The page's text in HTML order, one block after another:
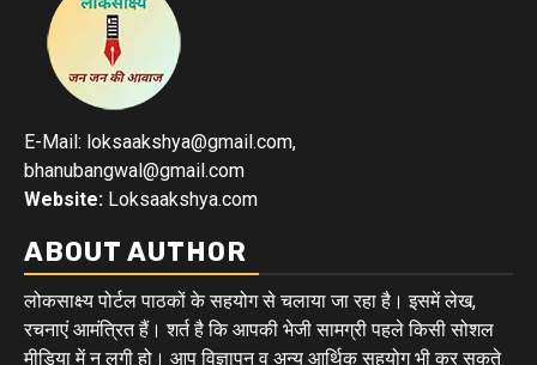
E-Mail: loksaakshya@gmail.com,
bhanubangwal@gmail.com
Website: Loksaakshya.com
ABOUT AUTHOR
लोकसाक्ष्य पोर्टल पाठकों के सहयोग से चलाया जा रहा है। इसमें लेख,
रचनाएं आमंत्रित हैं। शर्त है कि आपकी भेजी सामग्री पहले किसी सोशल
मीडिया में न लगी हो। आप विज्ञापन व अन्य आर्थिक सहयोग भी कर सकते